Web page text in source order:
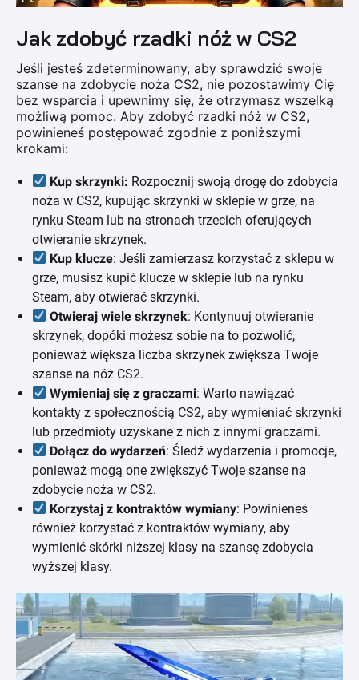
Jak zdobyć rzadki nóż w CS2
Jeśli jesteś zdeterminowany, aby sprawdzić swoje
szanse na zdobycie noża CS2, nie pozostawimy Cię
bez wsparcia i upewnimy się, że otrzymasz wszelką
możliwą pomoc. Aby zdobyć rzadki nóż w CS2,
powinieneś postępować zgodnie z poniższymi
krokami:
Kup skrzynki: Rozpocznij swoją drogę do zdobycia
noża w CS2, kupując skrzynki w sklepie w grze, na
rynku Steam lub na stronach trzecich oferujących
otwieranie skrzynek.
Kup klucze: Jeśli zamierzasz korzystać z sklepu w
grze, musisz kupić klucze w sklepie lub na rynku
Steam, aby otwierać skrzynki.
Otwieraj wiele skrzynek: Kontynuuj otwieranie
skrzynek, dopóki możesz sobie na to pozwolić,
ponieważ większa liczba skrzynek zwiększa Twoje
szanse na nóż CS2.
Wymieniaj się z graczami: Warto nawiązać
kontakty z społecznością CS2, aby wymieniać skrzynki
lub przedmioty uzyskane z nich z innymi graczami.
Dołącz do wydarzeń: Śledź wydarzenia i promocje,
ponieważ mogą one zwiększyć Twoje szanse na
zdobycie noża w CS2.
Korzystaj z kontraktów wymiany: Powinieneś
również korzystać z kontraktów wymiany, aby
wymienić skórki niższej klasy na szansę zdobycia
wyższej klasy.